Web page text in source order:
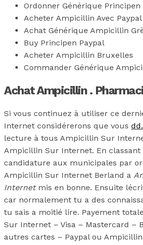
Ordonner Générique Principen
Acheter Ampicillin Avec Paypal
Achat Générique Ampicillin
Buy Principen Paypal
Acheter Ampicillin Bruxelles
Commander Générique
Achat Ampicillin .
Si vous continuez à utiliser ce
Internet considérerons que vous
lecture à tous Ampicillin Sur
Ampicillin Sur Internet. En classant
candidature aux municipales par
Ampicillin Sur Internet Berland a
Internetmis en bonne. Ensuite
car normalement tu a des
tu sais a moitié lire. Payement
Sur Internet – Visa – Mastercard –
autres cartes – Paypal ou